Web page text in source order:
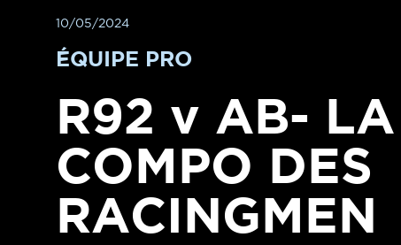
10/05/2024
ÉQUIPE PRO
R92 v AB- LA
COMPO DES
RACINGMEN